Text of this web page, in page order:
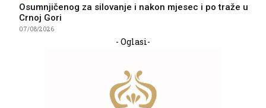
Osumnjičenog za silovanje i nakon mjesec i po traže u
Crnoj Gori
07/08/2026
- Oglasi-